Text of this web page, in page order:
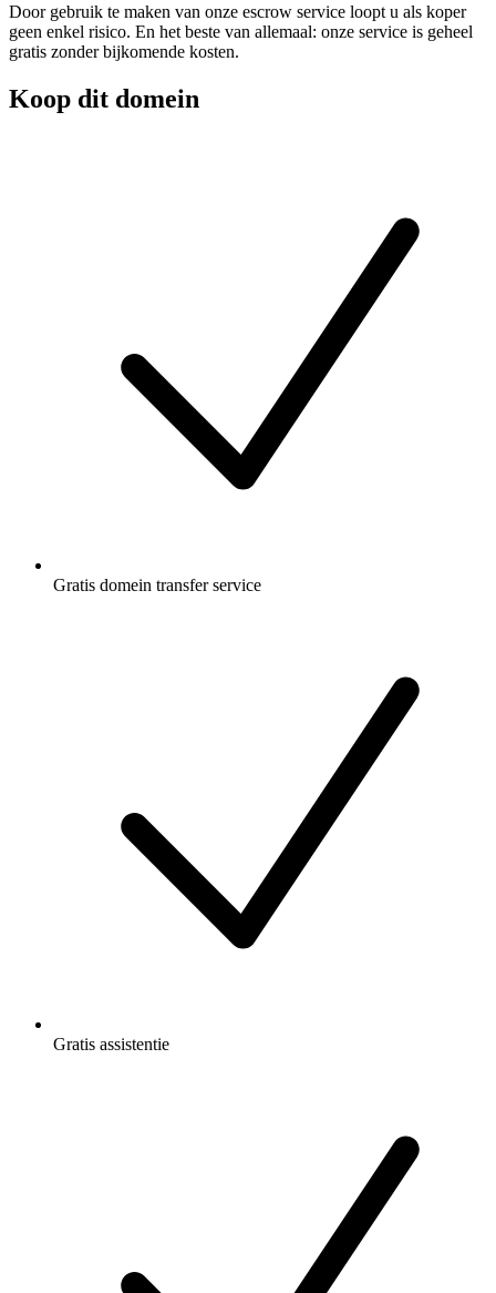
Door gebruik te maken van onze escrow service loopt u als koper
geen enkel risico. En het beste van allemaal: onze service is geheel
gratis zonder bijkomende kosten.
Koop dit domein
Gratis domein transfer service
Gratis assistentie